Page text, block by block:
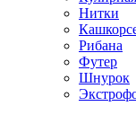
Нитки
Рибана
Футер
Шнурок